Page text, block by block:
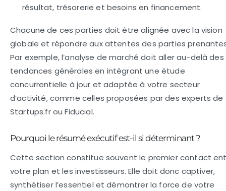
résultat, trésorerie et besoins en financement.
Chacune de ces parties doit être alignée avec la vision
globale et répondre aux attentes des parties
Par exemple, l’analyse de marché doit aller au-delà des
tendances générales en intégrant une étude
concurrentielle à jour et adaptée à votre secteur
d’activité, comme celles proposées par des experts de
Startups.fr ou Fiducial.
Pourquoi le résumé exécutif est-il si déterminant ?
Cette section constitue souvent le premier contact
votre plan et les investisseurs. Elle doit donc captiver,
synthétiser l’essentiel et démontrer la force de votre